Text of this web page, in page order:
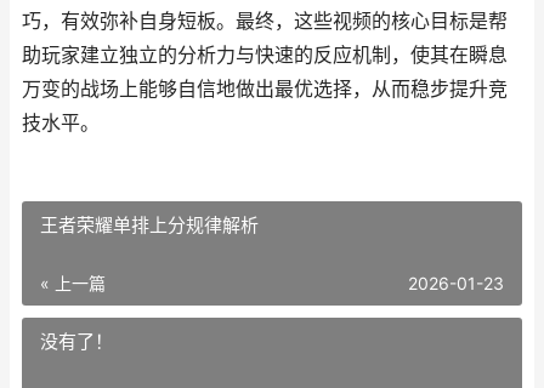
巧，有效弥补自身短板。最终，这些视频的核心目标是帮
助玩家建立独立的分析力与快速的反应机制，使其在瞬息
万变的战场上能够自信地做出最优选择，从而稳步提升竞
技水平。
王者荣耀单排上分规律解析
« 上一篇 2026-01-23
没有了！